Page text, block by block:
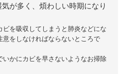
が多く、煩わしい時期になり
ビを吸収してしまうと肺炎などにな
をしなければならないところで
いかにカビを早さないようなお掃除